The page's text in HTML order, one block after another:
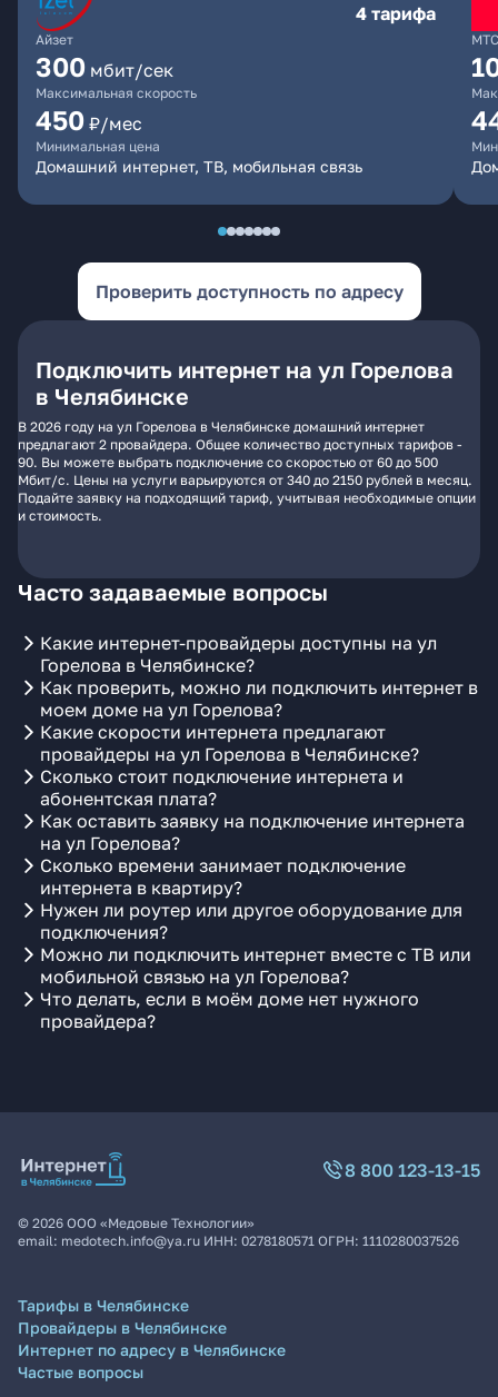
Айзет
4 тарифа
300 мбит/сек
Максимальная скорость
450 ₽/мес
Минимальная цена
Домашний интернет, ТВ, мобильная связь
МТС
Проверить доступность по адресу
Подключить интернет на ул Горелова
в Челябинске
В 2026 году на ул Горелова в Челябинске домашний интернет
предлагают 2 провайдера. Общее количество доступных тарифов -
90. Вы можете выбрать подключение со скоростью от 60 до 500
Мбит/с. Цены на услуги варьируются от 340 до 2150 рублей в месяц.
Подайте заявку на подходящий тариф, учитывая необходимые опции
и стоимость.
Часто задаваемые вопросы
Какие интернет-провайдеры доступны на ул
Горелова в Челябинске?
Как проверить, можно ли подключить интернет в
моем доме на ул Горелова?
Какие скорости интернета предлагают
провайдеры на ул Горелова в Челябинске?
Сколько стоит подключение интернета и
абонентская плата?
Как оставить заявку на подключение интернета
на ул Горелова?
Сколько времени занимает подключение
интернета в квартиру?
Нужен ли роутер или другое оборудование для
подключения?
Можно ли подключить интернет вместе с ТВ или
мобильной связью на ул Горелова?
Что делать, если в моём доме нет нужного
провайдера?
8 800 123-13-15
© 2026 ООО «Медовые Технологии»
email: medotech.info@ya.ru ИНН: 0278180571 ОГРН: 1110280037526
Тарифы в Челябинске
Провайдеры в Челябинске
Интернет по адресу в Челябинске
Частые вопросы